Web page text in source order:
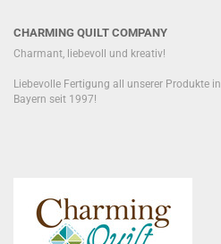
CHARMING QUILT COMPANY
Charmant, liebevoll und kreativ!
Liebevolle Fertigung all unserer Produkte
Bayern seit 1997!